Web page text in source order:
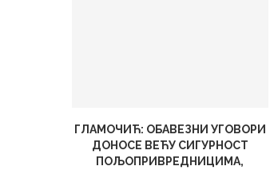
ГЛАМОЧИЋ: ОБАВЕЗНИ УГОВОРИ
ДОНОСЕ ВЕЋУ СИГУРНОСТ
ПОЉОПРИВРЕДНИЦИМА,